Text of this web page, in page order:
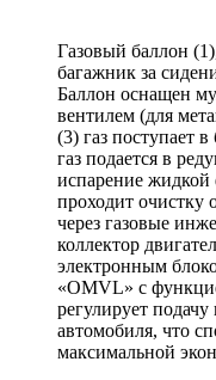
Газовый баллон
багажник за
Баллон оснащен
вентилем (для
(3) газ поступает
газ подается в
испарение жидкой
проходит очистку
через газовые
коллектор
электронным
«OMVL» с
регулирует подачу
автомобиля, что
максимальной